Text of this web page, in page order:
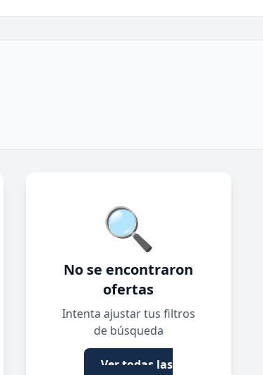
🔍
No se encontraron
ofertas
Intenta ajustar tus filtros
de búsqueda
Ver todas las